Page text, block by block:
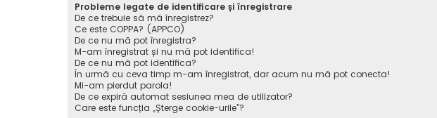
Probleme legate de identificare și înregistrare
De ce trebuie să mă înregistrez?
Ce este COPPA? (APPCO)
De ce nu mă pot înregistra?
M-am înregistrat și nu mă pot identifica!
De ce nu mă pot identifica?
În urmă cu ceva timp m-am înregistrat, dar acum nu mă pot conecta!
Mi-am pierdut parola!
De ce expiră automat sesiunea mea de utilizator?
Care este funcția „Șterge cookie-urile”?